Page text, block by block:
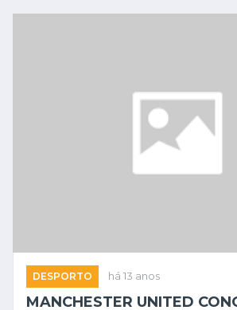
DESPORTO há 13 anos
MANCHESTER UNITED